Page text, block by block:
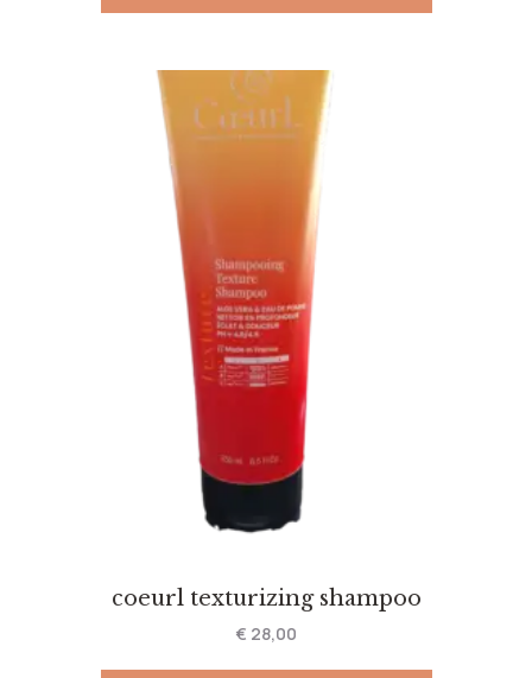
coeurl texturizing shampoo
€ 28,00